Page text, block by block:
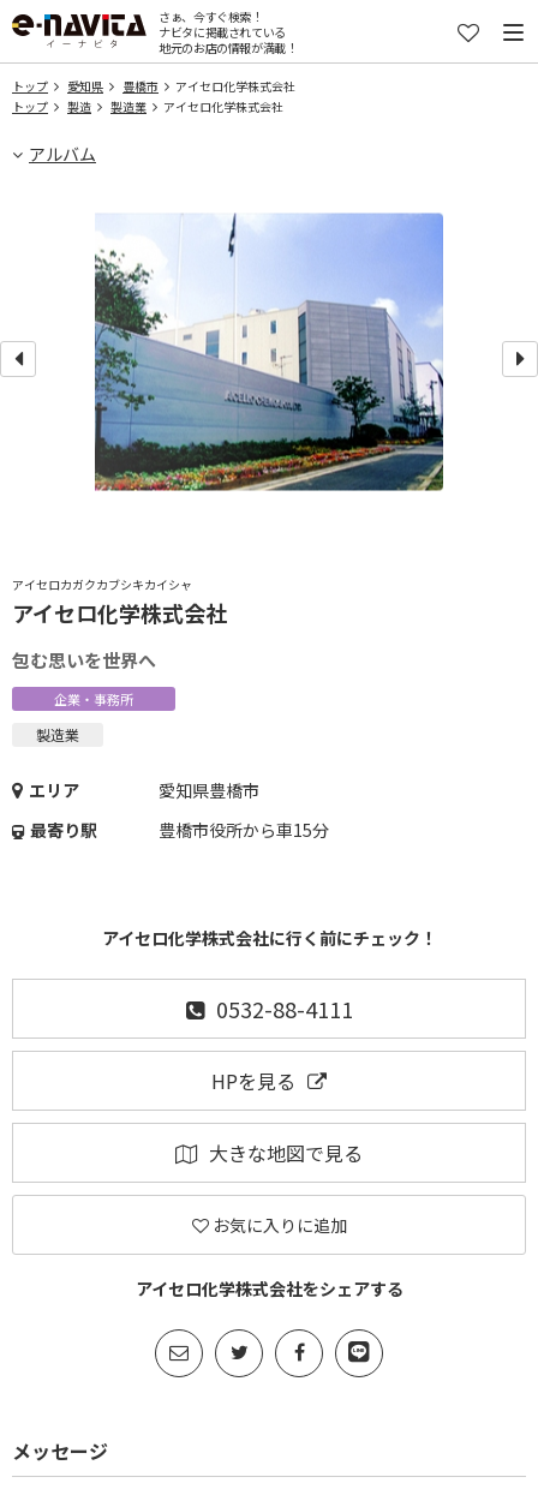
さぁ、今すぐ検索！
ナビタに掲載されている
地元のお店の情報が満載！
トップ 愛知県 豊橋市
アイセロ化学株式会社
トップ
製造 製造業 アイセロ化学株式会社
アルバム
アイセロカガクカブシキカイシャ
アイセロ化学株式会社
包む思いを世界へ
企業・事務所
製造業
エリア
愛知県豊橋市
最寄り駅
豊橋市役所から車15分
アイセロ化学株式会社に行く前にチェック！
0532-88-4111
HPを見る
大きな地図で見る
お気に入りに追加
アイセロ化学株式会社をシェアする
メッセージ